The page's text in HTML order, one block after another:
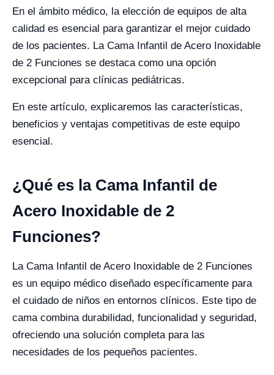
En el ámbito médico, la elección de equipos de alta
calidad es esencial para garantizar el mejor cuidado
de los pacientes. La Cama Infantil de Acero Inoxidable
de 2 Funciones se destaca como una opción
excepcional para clínicas pediátricas.
En este artículo, explicaremos las características,
beneficios y ventajas competitivas de este equipo
esencial.
¿Qué es la Cama Infantil de
Acero Inoxidable de 2
Funciones?
La Cama Infantil de Acero Inoxidable de 2 Funciones
es un equipo médico diseñado específicamente para
el cuidado de niños en entornos clínicos. Este tipo de
cama combina durabilidad, funcionalidad y seguridad,
ofreciendo una solución completa para las
necesidades de los pequeños pacientes.